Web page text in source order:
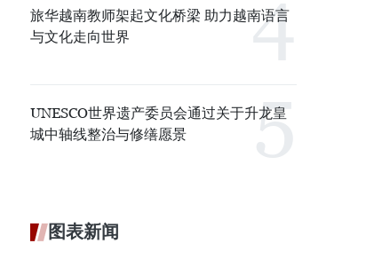
旅华越南教师架起文化桥梁 助力越南语言
与文化走向世界
UNESCO世界遗产委员会通过关于升龙皇
城中轴线整治与修缮愿景
图表新闻